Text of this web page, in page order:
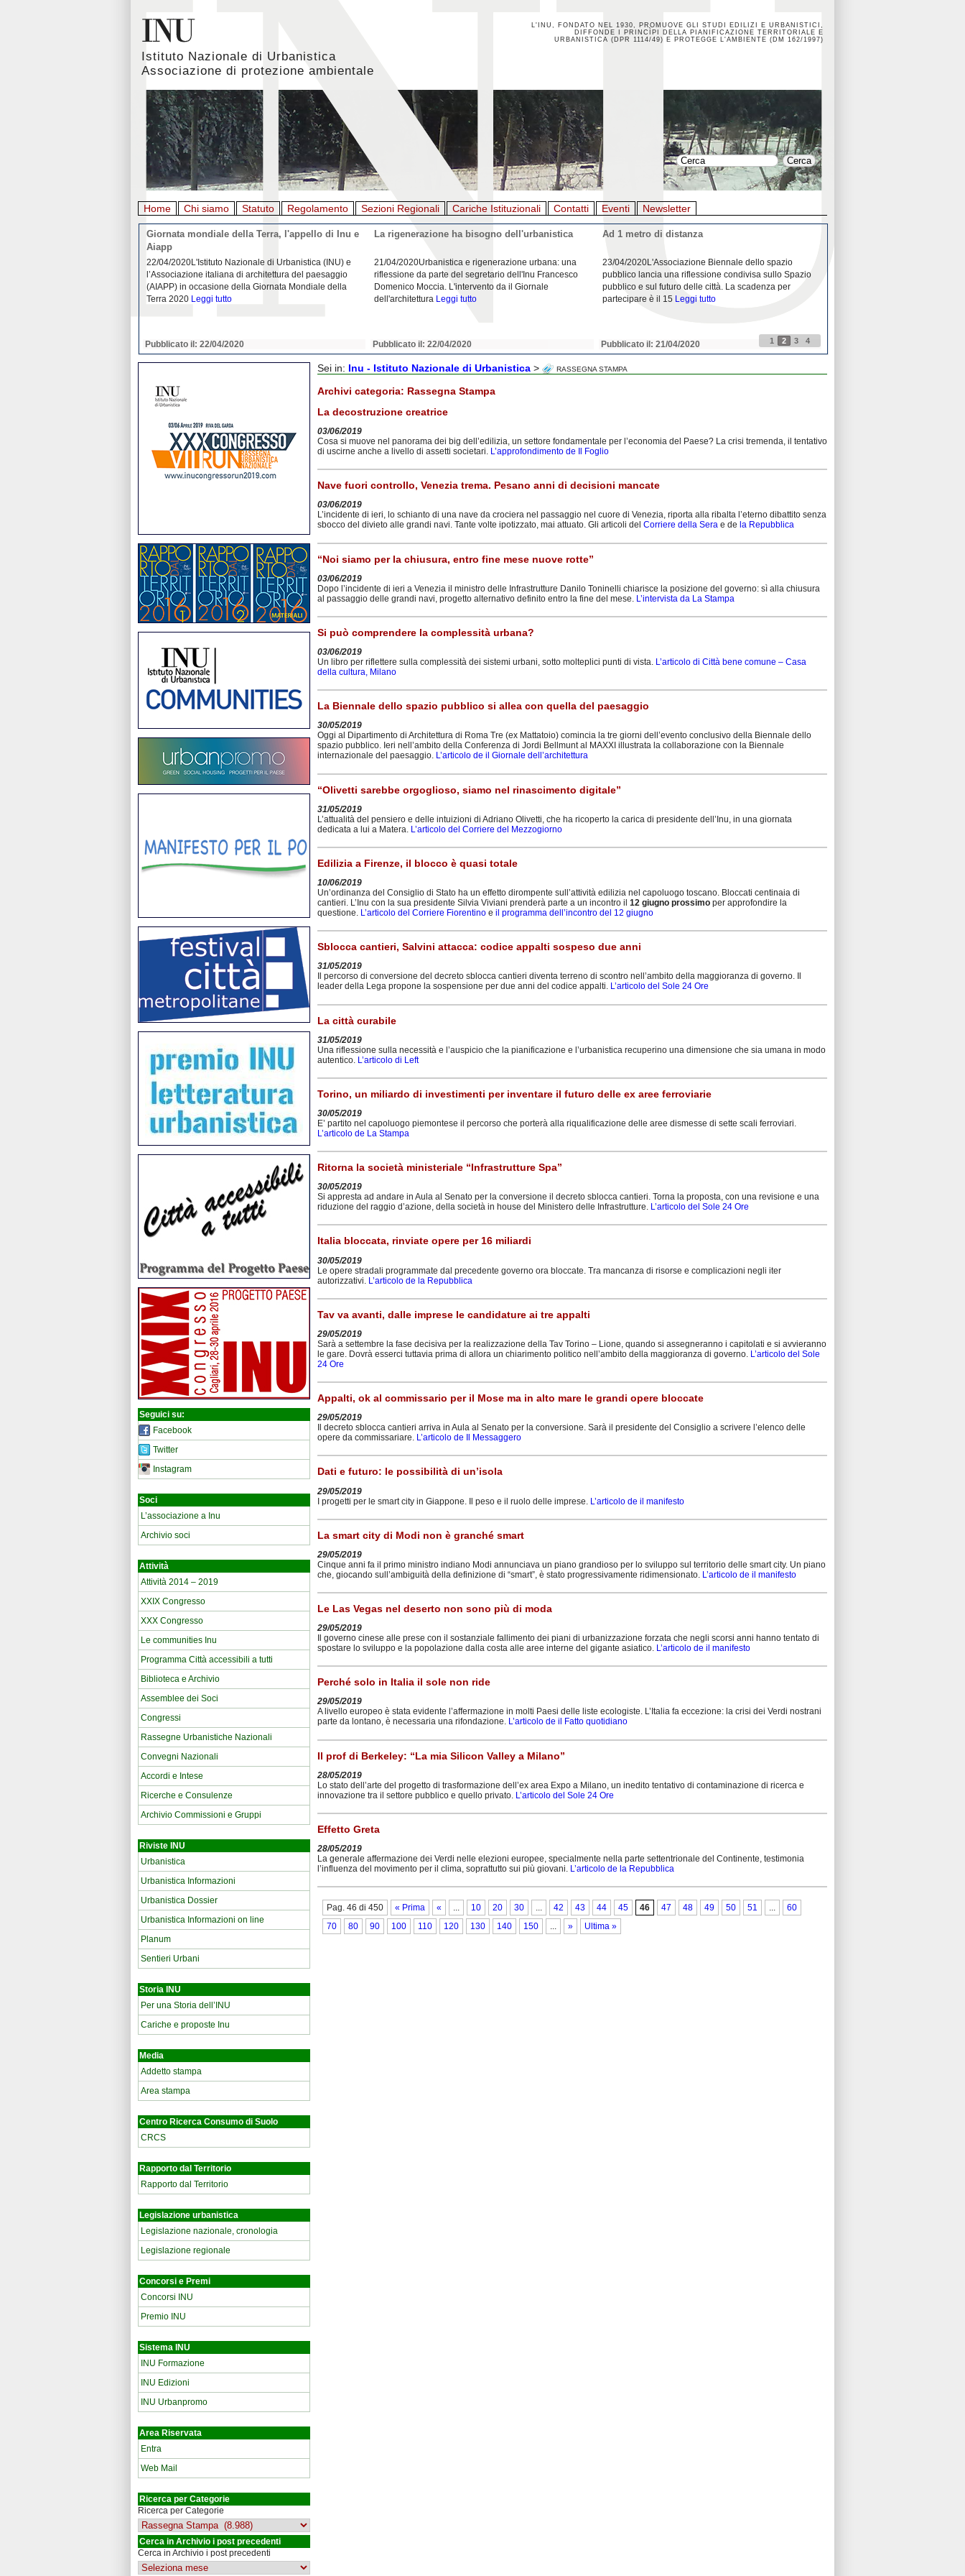
Istituto Nazionale di Urbanistica
Associazione di protezione ambientale
L'INU, FONDATO NEL 1930, PROMUOVE GLI STUDI EDILIZI E URBANISTICI,
DIFFONDE I PRINCÌPI DELLA PIANIFICAZIONE TERRITORIALE E
URBANISTICA (DPR 1114/49) E PROTEGGE L'AMBIENTE (DM 162/1997)
Home Chi siamo Statuto Regolamento Sezioni Regionali Cariche Istituzionali Contatti Eventi Newsletter
Giornata mondiale della Terra, l'appello di Inu e
Aiapp
22/04/2020L'Istituto Nazionale di Urbanistica (INU) e
l’Associazione italiana di architettura del paesaggio
(AIAPP) in occasione della Giornata Mondiale della
Terra 2020 Leggi tutto
Pubblicato il: 22/04/2020
La rigenerazione ha bisogno dell'urbanistica
21/04/2020Urbanistica e rigenerazione urbana: una
riflessione da parte del segretario dell'Inu Francesco
Domenico Moccia. L'intervento da il Giornale
dell'architettura Leggi tutto
Pubblicato il: 22/04/2020
Ad 1 metro di distanza
23/04/2020L'Associazione Biennale dello spazio
pubblico lancia una riflessione condivisa sullo Spazio
pubblico e sul futuro delle città. La scadenza per
partecipare è il 15 Leggi tutto
Pubblicato il: 21/04/2020 1 2 3 4
Seguici su:
Facebook
Twitter
Instagram
Soci
L’associazione a Inu
Archivio soci
Attività
Attività 2014 – 2019
XXIX Congresso
XXX Congresso
Le communities Inu
Programma Città accessibili a tutti
Biblioteca e Archivio
Assemblee dei Soci
Congressi
Rassegne Urbanistiche Nazionali
Convegni Nazionali
Accordi e Intese
Ricerche e Consulenze
Archivio Commissioni e Gruppi
Riviste INU
Urbanistica
Urbanistica Informazioni
Urbanistica Dossier
Urbanistica Informazioni on line
Planum
Sentieri Urbani
Storia INU
Per una Storia dell’INU
Cariche e proposte Inu
Media
Addetto stampa
Area stampa
Centro Ricerca Consumo di Suolo
CRCS
Rapporto dal Territorio
Rapporto dal Territorio
Legislazione urbanistica
Legislazione nazionale, cronologia
Legislazione regionale
Concorsi e Premi
Concorsi INU
Premio INU
Sistema INU
INU Formazione
INU Edizioni
INU Urbanpromo
Area Riservata
Entra
Web Mail
Ricerca per Categorie
Ricerca per Categorie
Cerca in Archivio i post precedenti
Cerca in Archivio i post precedenti
Sei in: Inu - Istituto Nazionale di Urbanistica > RASSEGNA STAMPA
Archivi categoria: Rassegna Stampa
La decostruzione creatrice
03/06/2019
Cosa si muove nel panorama dei big dell’edilizia, un settore fondamentale per l’economia del Paese? La crisi tremenda, il tentativo
di uscirne anche a livello di assetti societari. L’approfondimento de Il Foglio
Nave fuori controllo, Venezia trema. Pesano anni di decisioni mancate
03/06/2019
L’incidente di ieri, lo schianto di una nave da crociera nel passaggio nel cuore di Venezia, riporta alla ribalta l’eterno dibattito senza
sbocco del divieto alle grandi navi. Tante volte ipotizzato, mai attuato. Gli articoli del Corriere della Sera e de la Repubblica
“Noi siamo per la chiusura, entro fine mese nuove rotte”
03/06/2019
Dopo l’incidente di ieri a Venezia il ministro delle Infrastrutture Danilo Toninelli chiarisce la posizione del governo: sì alla chiusura
al passaggio delle grandi navi, progetto alternativo definito entro la fine del mese. L’intervista da La Stampa
Si può comprendere la complessità urbana?
03/06/2019
Un libro per riflettere sulla complessità dei sistemi urbani, sotto molteplici punti di vista. L’articolo di Città bene comune – Casa
della cultura, Milano
La Biennale dello spazio pubblico si allea con quella del paesaggio
30/05/2019
Oggi al Dipartimento di Architettura di Roma Tre (ex Mattatoio) comincia la tre giorni dell’evento conclusivo della Biennale dello
spazio pubblico. Ieri nell’ambito della Conferenza di Jordi Bellmunt al MAXXI illustrata la collaborazione con la Biennale
internazionale del paesaggio. L’articolo de il Giornale dell’architettura
“Olivetti sarebbe orgoglioso, siamo nel rinascimento digitale”
31/05/2019
L’attualità del pensiero e delle intuizioni di Adriano Olivetti, che ha ricoperto la carica di presidente dell’Inu, in una giornata
dedicata a lui a Matera. L’articolo del Corriere del Mezzogiorno
Edilizia a Firenze, il blocco è quasi totale
10/06/2019
Un’ordinanza del Consiglio di Stato ha un effetto dirompente sull’attività edilizia nel capoluogo toscano. Bloccati centinaia di
cantieri. L’Inu con la sua presidente Silvia Viviani prenderà parte a un incontro il 12 giugno prossimo per approfondire la
questione. L’articolo del Corriere Fiorentino e il programma dell’incontro del 12 giugno
Sblocca cantieri, Salvini attacca: codice appalti sospeso due anni
31/05/2019
Il percorso di conversione del decreto sblocca cantieri diventa terreno di scontro nell’ambito della maggioranza di governo. Il
leader della Lega propone la sospensione per due anni del codice appalti. L’articolo del Sole 24 Ore
La città curabile
31/05/2019
Una riflessione sulla necessità e l’auspicio che la pianificazione e l’urbanistica recuperino una dimensione che sia umana in modo
autentico. L’articolo di Left
Torino, un miliardo di investimenti per inventare il futuro delle ex aree ferroviarie
30/05/2019
E’ partito nel capoluogo piemontese il percorso che porterà alla riqualificazione delle aree dismesse di sette scali ferroviari.
L’articolo de La Stampa
Ritorna la società ministeriale “Infrastrutture Spa”
30/05/2019
Si appresta ad andare in Aula al Senato per la conversione il decreto sblocca cantieri. Torna la proposta, con una revisione e una
riduzione del raggio d’azione, della società in house del Ministero delle Infrastrutture. L’articolo del Sole 24 Ore
Italia bloccata, rinviate opere per 16 miliardi
30/05/2019
Le opere stradali programmate dal precedente governo ora bloccate. Tra mancanza di risorse e complicazioni negli iter
autorizzativi. L’articolo de la Repubblica
Tav va avanti, dalle imprese le candidature ai tre appalti
29/05/2019
Sarà a settembre la fase decisiva per la realizzazione della Tav Torino – Lione, quando si assegneranno i capitolati e si avvieranno
le gare. Dovrà esserci tuttavia prima di allora un chiarimento politico nell’ambito della maggioranza di governo. L’articolo del Sole
24 Ore
Appalti, ok al commissario per il Mose ma in alto mare le grandi opere bloccate
29/05/2019
Il decreto sblocca cantieri arriva in Aula al Senato per la conversione. Sarà il presidente del Consiglio a scrivere l’elenco delle
opere da commissariare. L’articolo de Il Messaggero
Dati e futuro: le possibilità di un’isola
29/05/2019
I progetti per le smart city in Giappone. Il peso e il ruolo delle imprese. L’articolo de il manifesto
La smart city di Modi non è granché smart
29/05/2019
Cinque anni fa il primo ministro indiano Modi annunciava un piano grandioso per lo sviluppo sul territorio delle smart city. Un piano
che, giocando sull’ambiguità della definizione di “smart”, è stato progressivamente ridimensionato. L’articolo de il manifesto
Le Las Vegas nel deserto non sono più di moda
29/05/2019
Il governo cinese alle prese con il sostanziale fallimento dei piani di urbanizzazione forzata che negli scorsi anni hanno tentato di
spostare lo sviluppo e la popolazione dalla costa alle aree interne del gigante asiatico. L’articolo de il manifesto
Perché solo in Italia il sole non ride
29/05/2019
A livello europeo è stata evidente l’affermazione in molti Paesi delle liste ecologiste. L’Italia fa eccezione: la crisi dei Verdi nostrani
parte da lontano, è necessaria una rifondazione. L’articolo de il Fatto quotidiano
Il prof di Berkeley: “La mia Silicon Valley a Milano”
28/05/2019
Lo stato dell’arte del progetto di trasformazione dell’ex area Expo a Milano, un inedito tentativo di contaminazione di ricerca e
innovazione tra il settore pubblico e quello privato. L’articolo del Sole 24 Ore
Effetto Greta
28/05/2019
La generale affermazione dei Verdi nelle elezioni europee, specialmente nella parte settentrionale del Continente, testimonia
l’influenza del movimento per il clima, soprattutto sui più giovani. L’articolo de la Repubblica
Pag. 46 di 450 « Prima « ... 10 20 30 ... 42 43 44 45 46 47 48 49 50 51 ...
60
70
80 90 100 110 120 130 140 150 ... » Ultima »